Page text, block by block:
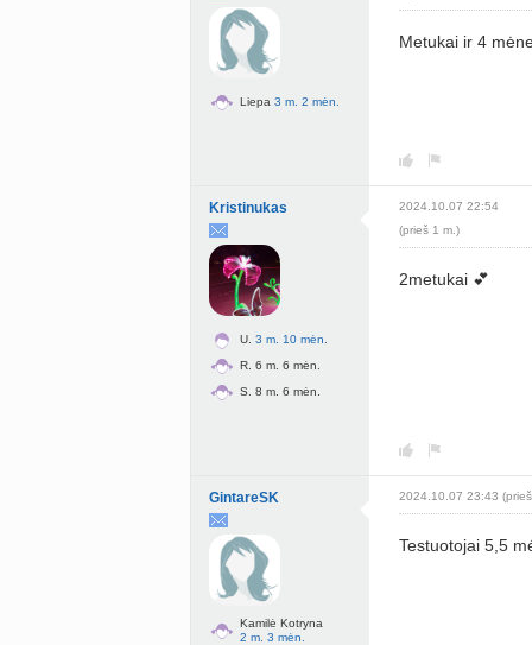
Liepa 3 m. 2 mėn.
Metukai ir 4
Kristinukas
U. 3 m. 10 mėn.
R. 6 m. 6 mėn.
S. 8 m. 6 mėn.
2024.10.07 22:54
(prieš 1 m.)
2metukai 💕
GintareSK
Kamilė Kotryna
2 m. 3 mėn.
2024.10.07 23:43
Testuotojai 5,5